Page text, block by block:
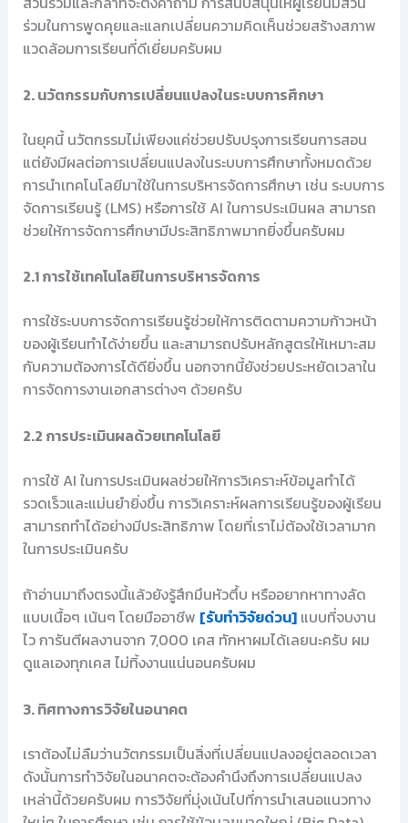
ร่วมในการพูดคุยและแลกเปลี่ยนความคิดเห็นช่วยสร้างสภาพ
แวดล้อมการเรียนที่ดีเยี่ยมครับผม
2. นวัตกรรมกับการเปลี่ยนแปลงในระบบการศึกษา
ในยุคนี้ นวัตกรรมไม่เพียงแค่ช่วยปรับปรุงการเรียนการสอน
แต่ยังมีผลต่อการเปลี่ยนแปลงในระบบการศึกษาทั้งหมดด้วย
การนำเทคโนโลยีมาใช้ในการบริหารจัดการศึกษา เช่น ระบบการ
จัดการเรียนรู้ (LMS) หรือการใช้ AI ในการประเมินผล สามารถ
ช่วยให้การจัดการศึกษามีประสิทธิภาพมากยิ่งขึ้นครับผม
2.1 การใช้เทคโนโลยีในการบริหารจัดการ
การใช้ระบบการจัดการเรียนรู้ช่วยให้การติดตามความก้าวหน้า
ของผู้เรียนทำได้ง่ายขึ้น และสามารถปรับหลักสูตรให้เหมาะสม
กับความต้องการได้ดียิ่งขึ้น นอกจากนี้ยังช่วยประหยัดเวลาใน
การจัดการงานเอกสารต่างๆ ด้วยครับ
2.2 การประเมินผลด้วยเทคโนโลยี
การใช้ AI ในการประเมินผลช่วยให้การวิเคราะห์ข้อมูลทำได้
รวดเร็วและแม่นยำยิ่งขึ้น การวิเคราะห์ผลการเรียนรู้ของผู้เรียน
สามารถทำได้อย่างมีประสิทธิภาพ โดยที่เราไม่ต้องใช้เวลามาก
ในการประเมินครับ
ถ้าอ่านมาถึงตรงนี้แล้วยังรู้สึกมึนหัวตึ้บ หรืออยากหาทางลัด
แบบเนื้อๆ เน้นๆ โดยมืออาชีพ [รับทำวิจัยด่วน]แบบที่จบงาน
ไว การันตีผลงานจาก 7,000 เคส ทักหาผมได้เลยนะครับ ผม
ดูแลเองทุกเคส ไม่ทิ้งงานแน่นอนครับผม
3. ทิศทางการวิจัยในอนาคต
เราต้องไม่ลืมว่านวัตกรรมเป็นสิ่งที่เปลี่ยนแปลงอยู่ตลอดเวลา
ดังนั้นการทำวิจัยในอนาคตจะต้องคำนึงถึงการเปลี่ยนแปลง
เหล่านี้ด้วยครับผม การวิจัยที่มุ่งเน้นไปที่การนำเสนอแนวทาง